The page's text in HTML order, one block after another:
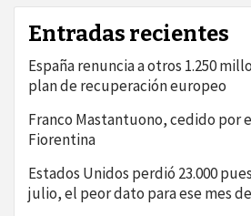
Entradas recientes
España renuncia a otros 1.250
plan de recuperación europeo
Franco Mastantuono, cedido por
Fiorentina
Estados Unidos perdió 23.000
julio, el peor dato para ese mes